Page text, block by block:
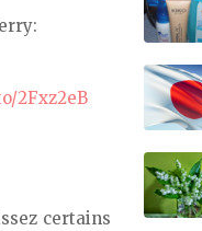
2Fxz2eB
certains